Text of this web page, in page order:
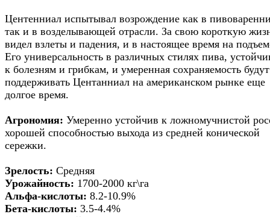
Центенниал испытывал возрождение как в
так и в возделывающей отрасли. За свою короткую
видел взлеты и падения, и в настоящее время на
Его универсальность в различных стилях пива,
к болезням и грибкам, и умеренная сохраняемость будут
поддерживать Центанниал на американском рынке еще
долгое время.
Агрономия: Умеренно устойчив к ложномучнистой
хорошей способностью выхода из средней конической
сережки.
Зрелость: Средняя
Урожайность: 1700-2000 кг\га
Альфа-кислоты: 8.2-10.9%
Бета-кислоты: 3.5-4.4%